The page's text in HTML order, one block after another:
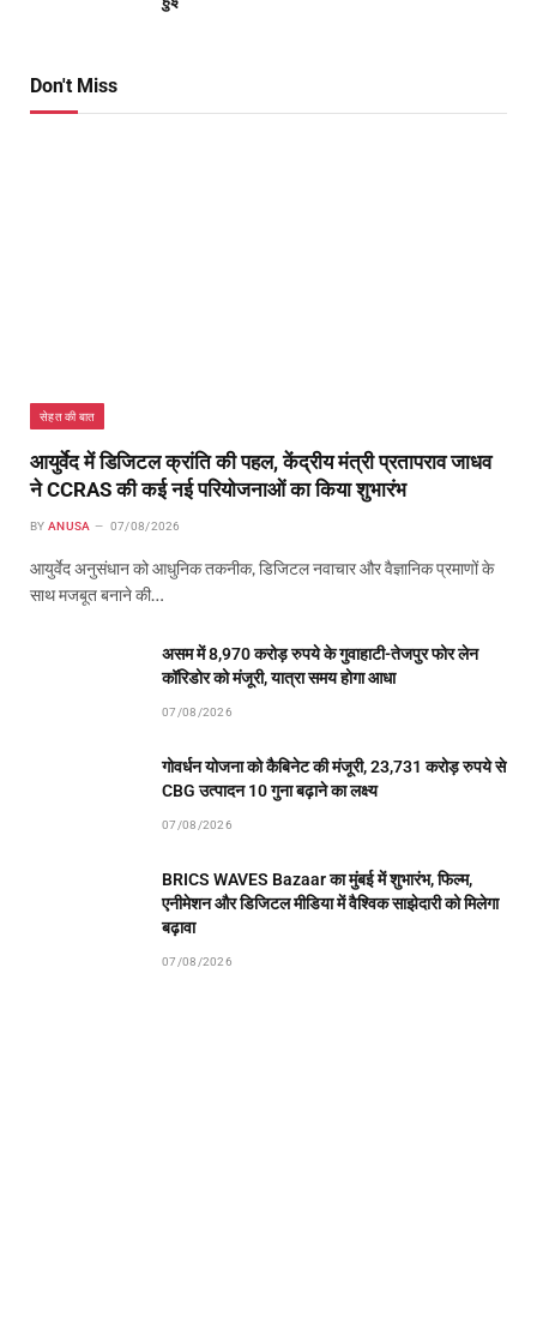
Don't Miss
सेहत की बात
आयुर्वेद में डिजिटल क्रांति की पहल, केंद्रीय मंत्री प्रतापराव जाधव
ने CCRAS की कई नई परियोजनाओं का किया शुभारंभ
BY ANUSA 07/08/2026
आयुर्वेद अनुसंधान को आधुनिक तकनीक, डिजिटल नवाचार और वैज्ञानिक प्रमाणों के
साथ मजबूत बनाने की…
असम में 8,970 करोड़ रुपये के गुवाहाटी-तेजपुर फोर लेन
कॉरिडोर को मंजूरी, यात्रा समय होगा आधा
07/08/2026
गोवर्धन योजना को कैबिनेट की मंजूरी, 23,731 करोड़ रुपये से
CBG उत्पादन 10 गुना बढ़ाने का लक्ष्य
07/08/2026
BRICS WAVES Bazaar का मुंबई में शुभारंभ, फिल्म,
एनीमेशन और डिजिटल मीडिया में वैश्विक साझेदारी को मिलेगा
बढ़ावा
07/08/2026